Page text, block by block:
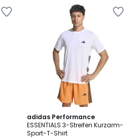
adidas Performance
ESSENTIALS 3-Streifen Kurzarm-
Sport-T-Shirt
4,8
/ 5
2
Farben